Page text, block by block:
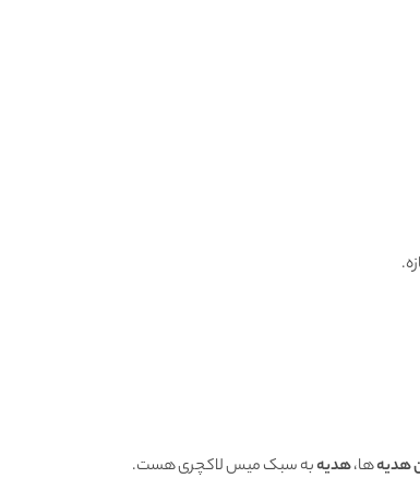
هدیهها،هدیهبه سبک میس لاکچری هست.